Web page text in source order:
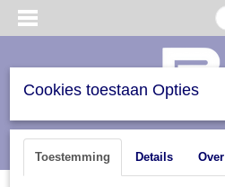
Inloggen Registreren
Cookies toestaan Opties
Toestemming Details Over